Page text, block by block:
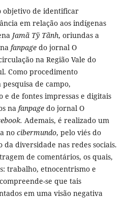
objetivo de identificar
em relação aos indígenas
Jamã Tÿ Tãnh, oriundas a
fanpagedo jornal O
na Região Vale do
Como procedimento
de campo,
de fontes impressas e digitais
na fanpagedo jornal O
Ademais, é realizado um
no cibermundo, pelo viés do
diversidade nas redes sociais.
de comentários, os quais,
trabalho, etnocentrismo e
se que tais
em uma visão negativa